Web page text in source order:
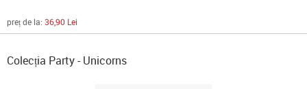
preț de la: 36,90 Lei
Colecția Party - Unicorns